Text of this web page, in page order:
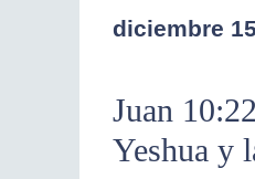
diciembre 15
Juan
Yeshua y